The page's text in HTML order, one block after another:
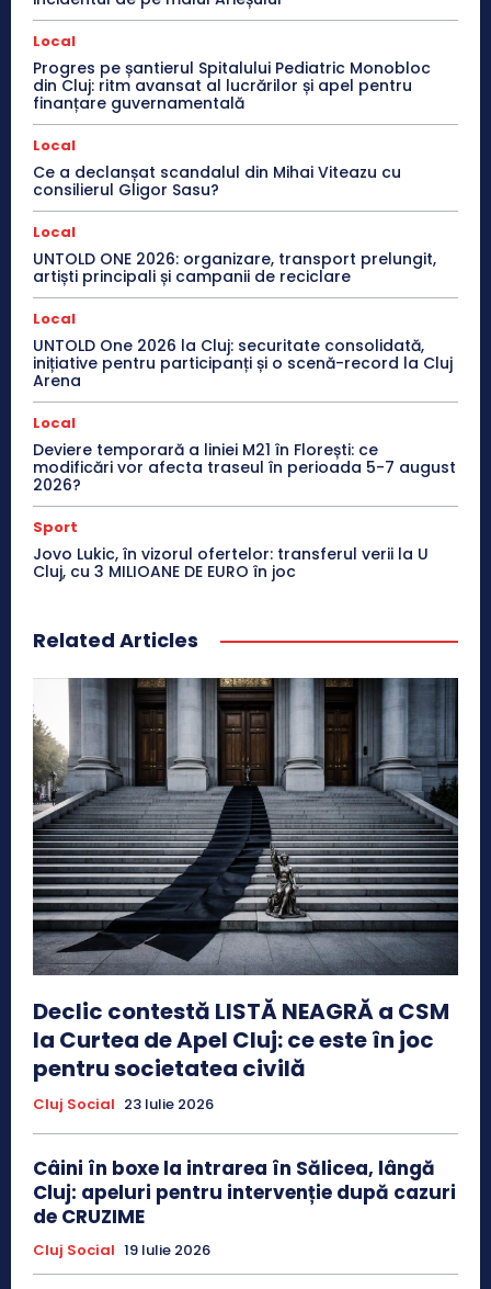
Local
Progres pe șantierul Spitalului Pediatric Monobloc
din Cluj: ritm avansat al lucrărilor și apel pentru
finanțare guvernamentală
Local
Ce a declanșat scandalul din Mihai Viteazu cu
consilierul Gligor Sasu?
Local
UNTOLD ONE 2026: organizare, transport prelungit,
artiști principali și campanii de reciclare
Local
UNTOLD One 2026 la Cluj: securitate consolidată,
inițiative pentru participanți și o scenă-record la Cluj
Arena
Local
Deviere temporară a liniei M21 în Florești: ce
modificări vor afecta traseul în perioada 5-7 august
2026?
Sport
Jovo Lukic, în vizorul ofertelor: transferul verii la U
Cluj, cu 3 MILIOANE DE EURO în joc
Related Articles
Declic contestă LISTĂ NEAGRĂ a CSM
la Curtea de Apel Cluj: ce este în joc
pentru societatea civilă
Cluj Social 23 Iulie 2026
Câini în boxe la intrarea în Sălicea, lângă
Cluj: apeluri pentru intervenție după cazuri
de CRUZIME
Cluj Social 19 Iulie 2026